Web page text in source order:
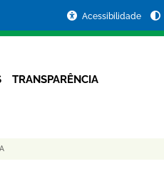
Acessibilidade
TRANSPARÊNCIA